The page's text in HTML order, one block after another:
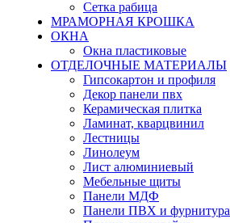
Сетка рабица
МРАМОРНАЯ КРОШКА
ОКНА
Окна пластиковые
ОТДЕЛОЧНЫЕ МАТЕРИАЛЫ
Гипсокартон и профиля
Декор панели пвх
Керамическая плитка
Ламинат, кварцвинил
Лестницы
Линолеум
Лист алюминиевый
Мебельные щиты
Панели МДФ
Панели ПВХ и фурнитура